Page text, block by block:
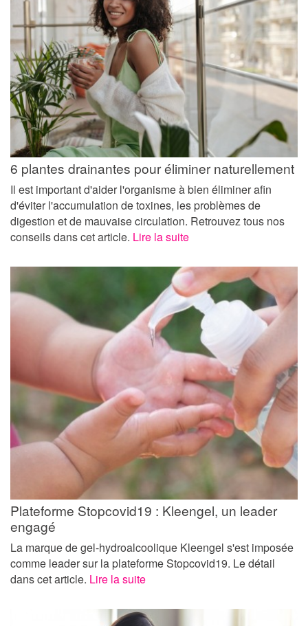
6 plantes drainantes pour éliminer naturellement
Il est important d'aider l'organisme à bien éliminer afin
d'éviter l'accumulation de toxines, les problèmes de
digestion et de mauvaise circulation. Retrouvez tous nos
conseils dans cet article. Lire la suite
Plateforme Stopcovid19 : Kleengel, un leader
engagé
La marque de gel-hydroalcoolique Kleengel s'est imposée
comme leader sur la plateforme Stopcovid19. Le détail
dans cet article. Lire la suite